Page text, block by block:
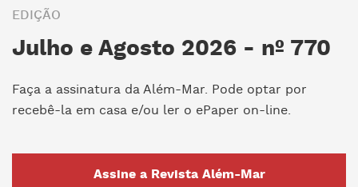
EDIÇÃO
Julho e Agosto 2026 - nº 770
Faça a assinatura da Além-Mar. Pode optar por
recebê-la em casa e/ou ler o ePaper on-line.
Assine a Revista Além-Mar